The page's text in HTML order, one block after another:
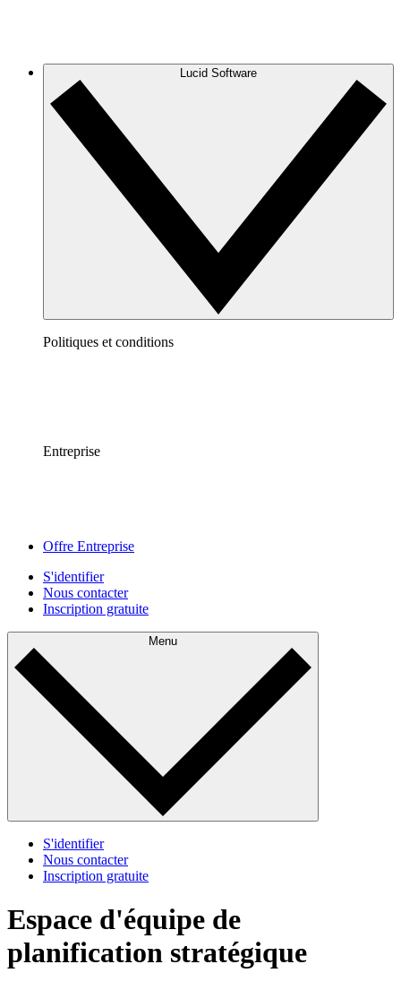
Lucid Software
Politiques et conditions
Entreprise
Offre Entreprise
S'identifier
Nous contacter
Inscription gratuite
Menu
S'identifier
Nous contacter
Inscription gratuite
Espace d'équipe de
planification stratégique